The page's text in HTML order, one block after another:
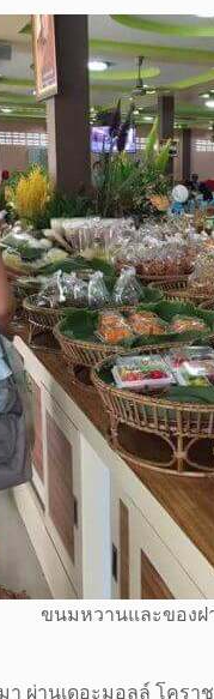
ขนมหวานและของฝ
า ผ่านเดอะมอลล์ โคร